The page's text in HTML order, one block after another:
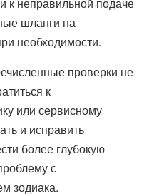
шланги на
необходимости.
проверки не
к
или сервисному
и исправить
более глубокую
с
зодиака.